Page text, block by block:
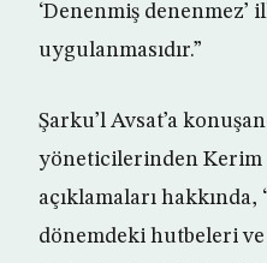
‘Denenmiş denenmez’
uygulanmasıdır.”
Şarku’l Avsat’a
yöneticilerinden Kerim
açıklamaları
dönemdeki hutbeleri